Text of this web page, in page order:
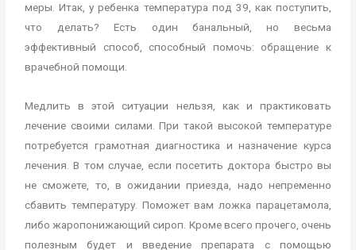
меры. Итак, у ребенка температура под 39, как поступить,
что делать? Есть один банальный, но весьма
эффективный способ, способный помочь: обращение к
врачебной помощи.
Медлить в этой ситуации нельзя, как и практиковать
лечение своими силами. При такой высокой температуре
потребуется грамотная диагностика и назначение курса
лечения. В том случае, если посетить доктора быстро вы
не сможете, то, в ожидании приезда, надо непременно
сбавить температуру. Поможет вам ложка парацетамола,
либо жаропонижающий сироп. Кроме всего прочего, очень
полезным будет и введение препарата с помощью